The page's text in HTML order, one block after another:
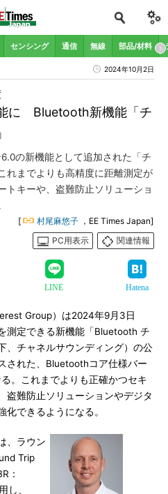
センシング 通信 無線 部品/材料
2024年10月2日
に Bluetooth新機能「チ
の新機能として追加された「チ
れまでよりも高精度に距離測定が
トキーや、盗難防止ソリューショ
[ 村尾麻悠子 ，EE Times Japan]
PC用表示
関連情報
LINE Hatena
Group）は2024年9月3日
測定できる新機能「Bluetooth チ
、チャネルサウンディング）の公
された、Bluetoothコア仕様バー
。これまでよりも正確かつセキ
盗難防止ソリューションやデジタ
化できるようになる。
、ラウン
Trip
：
し、